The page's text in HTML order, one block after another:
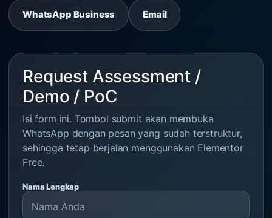
WhatsApp Business Email
Request Assessment /
Demo / PoC
Isi form ini. Tombol submit akan membuka
WhatsApp dengan pesan yang sudah terstruktur,
sehingga tetap berjalan menggunakan Elementor
Free.
Nama Lengkap